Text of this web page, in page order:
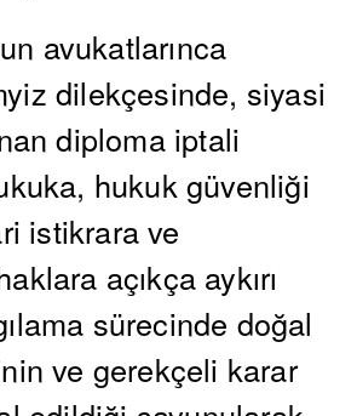
avukatlarınca
dilekçesinde, siyasi
diploma iptali
hukuk güvenliği
istikrara ve
açıkça aykırı
sürecinde doğal
ve gerekçeli karar